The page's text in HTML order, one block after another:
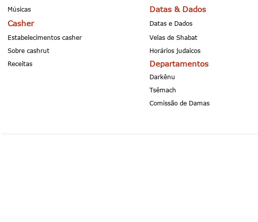
Músicas
Datas & Dados
Casher Datas e Dados
Estabelecimentos casher
Velas de Shabat
Sobre cashrut
Horários judaicos
Receitas
Departamentos
Darkênu
Tsêmach
Comissão de Damas